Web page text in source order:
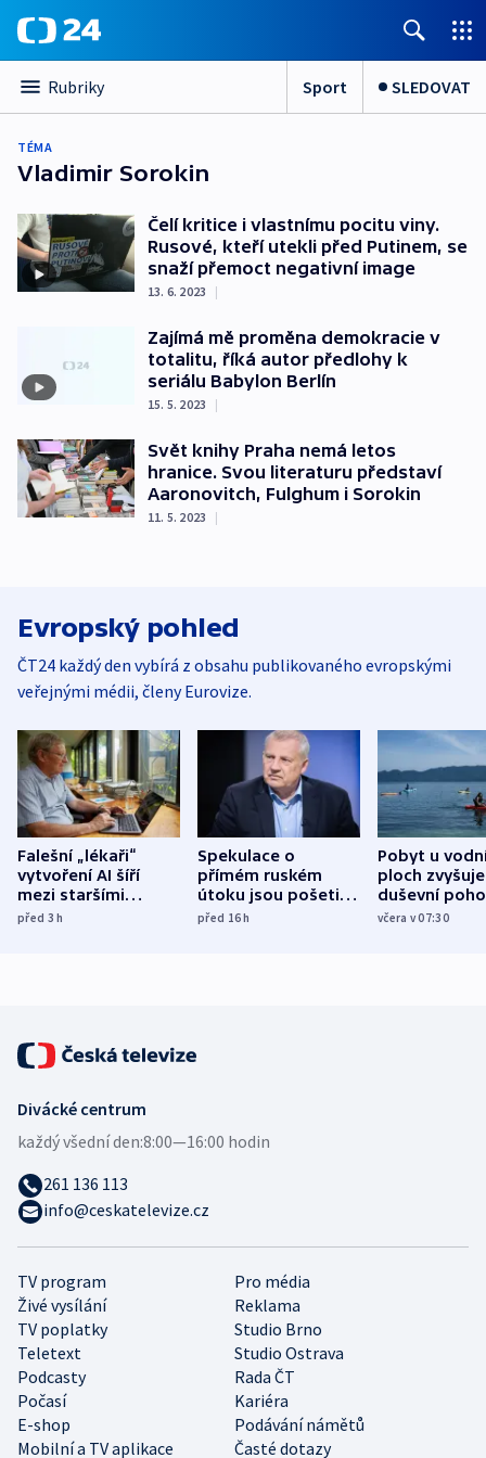
Rubriky Sport SLEDOVAT
TÉMA
Vladimir Sorokin
Čelí kritice i vlastnímu pocitu viny.
Rusové, kteří utekli před Putinem, se
snaží přemoct negativní image
13. 6. 2023 |
Zajímá mě proměna demokracie v
totalitu, říká autor předlohy k
seriálu Babylon Berlín
15. 5. 2023 |
Svět knihy Praha nemá letos
hranice. Svou literaturu představí
Aaronovitch, Fulghum i Sorokin
11. 5. 2023 |
Evropský pohled
ČT24 každý den vybírá z obsahu publikovaného evropskými
veřejnými médii, členy Eurovize.
Falešní „lékaři“
vytvoření AI šíří
mezi staršími
Poláky nebezpečné
před 3h
Spekulace o
přímém ruském
útoku jsou pošetilé,
míní estonský
před 16h
Pobyt u
ploch zvyšuje
duševní
ukázala
včera v 07:30
TV program
Pro média
Živé vysílání
Reklama
TV poplatky
Studio Brno
Teletext
Studio Ostrava
Podcasty
Rada ČT
Počasí
Kariéra
E-shop
Podávání námětů
Mobilní a TV aplikace
Časté dotazy
Divácké centrum
každý všední den:8:00—16:00 hodin
261 136 113
info@ceskatelevize.cz